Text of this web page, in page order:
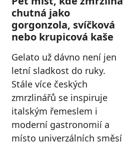
chutná jako
gorgonzola, svíčková
nebo krupicová kaše
Gelato už dávno není jen
letní sladkost do ruky.
Stále více českých
zmrzlinářů se inspiruje
italským řemeslem i
moderní gastronomií a
místo univerzálních směsí